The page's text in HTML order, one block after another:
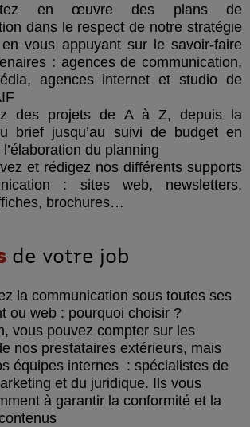
en œuvre des plans de
dans le respect de notre stratégie
vous appuyant sur le savoir-faire
: agences de communication,
agences internet et studio de
des projets de A à Z, depuis la
brief jusqu’au suivi de budget en
du planning
et rédigez nos différents supports
: sites web, newsletters,
brochures…
de votre job
la communication sous toutes ses
ou web : pourquoi choisir ?
vous pouvez compter sur les
nos prestataires extérieurs, mais
équipes internes : spécialistes de
et du juridique. Ils vous
à garantir la conformité et la